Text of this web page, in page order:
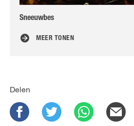
Sneeuwbes
MEER TONEN
Delen